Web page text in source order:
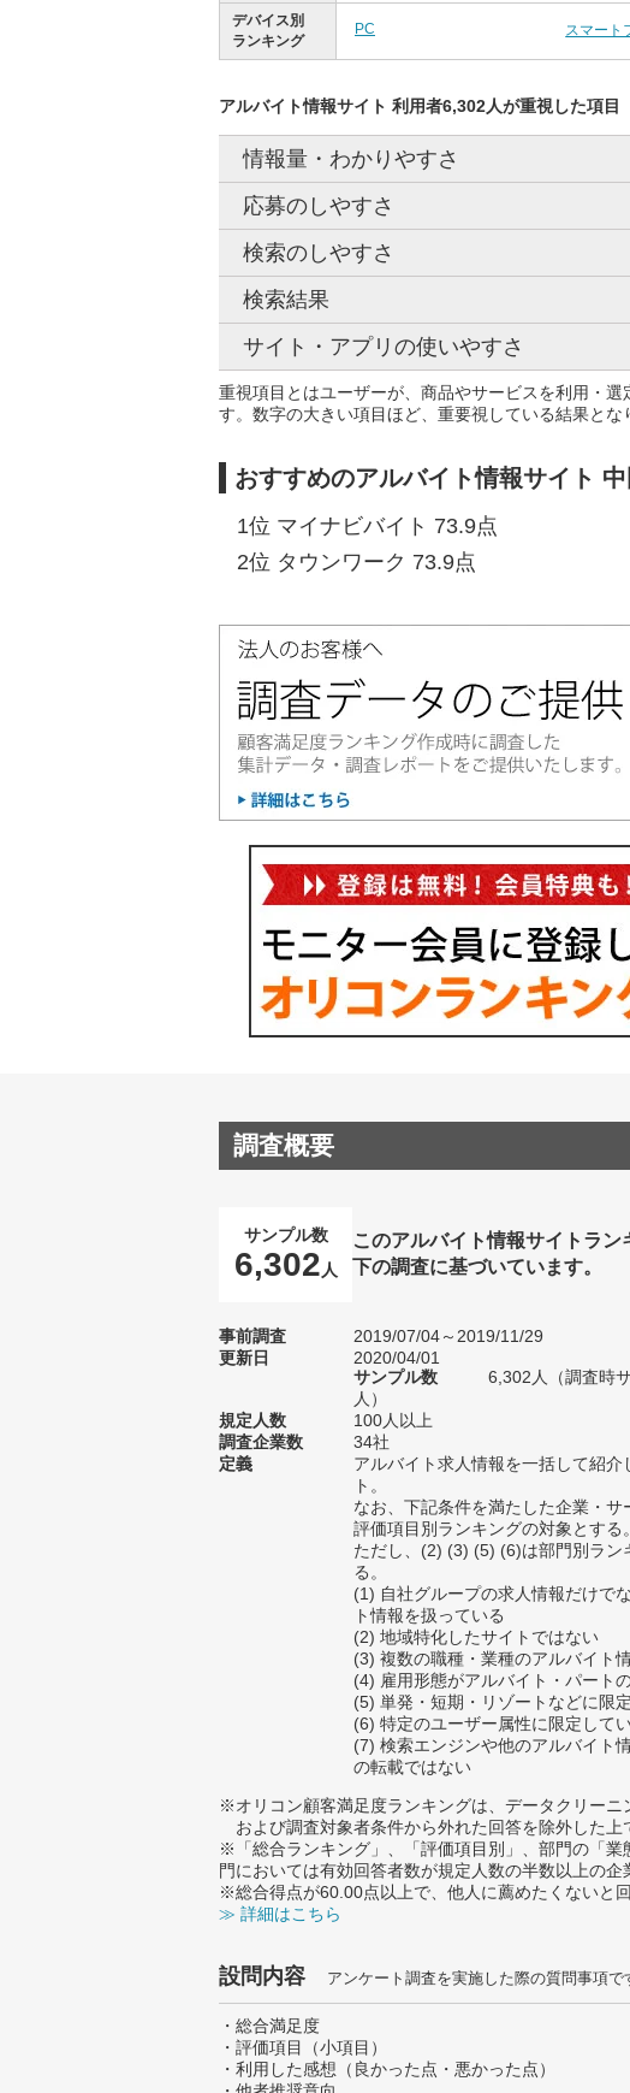
デバイス別
ランキング
PC スマート
アルバイト情報サイト 利用者6,302人が重視した項目
情報量・わかりやすさ
応募のしやすさ
検索のしやすさ
検索結果
サイト・アプリの使いやすさ
重視項目とはユーザーが、商品やサービスを利用・
す。数字の大きい項目ほど、重要視している結果とな
おすすめのアルバイト情報サイト
1位 マイナビバイト 73.9点
2位 タウンワーク 73.9点
調査概要
サンプル数
6,302 人
このアルバイト情報サイトラ
下の調査に基づいています。
事前調査
2019/07/04～2019/11/29
更新日
2020/04/01
サンプル数
6,302人（調査時
人）
規定人数
100人以上
調査企業数
34社
定義
アルバイト求人情報を一括して紹介
ト。
なお、下記条件を満たした企業・サ
評価項目別ランキングの対象とする。
ただし、(2) (3) (5) (6)は部門別ラン
る。
(1) 自社グループの求人情報だけで
ト情報を扱っている
(2) 地域特化したサイトではない
(3) 複数の職種・業種のアルバイト
(4) 雇用形態がアルバイト・パート
(5) 単発・短期・リゾートなどに限
(6) 特定のユーザー属性に限定して
(7) 検索エンジンや他のアルバイト
の転載ではない
※オリコン顧客満足度ランキングは、データクリーニ
および調査対象者条件から外れた回答を除外した上
※「総合ランキング」、「評価項目別」、部門の「
門においては有効回答者数が規定人数の半数以上の企
※総合得点が60.00点以上で、他人に薦めたくないと
≫ 詳細はこちら
設問内容 アンケート調査を実施した際の質問事項
・総合満足度
・評価項目（小項目）
・利用した感想（良かった点・悪かった点）